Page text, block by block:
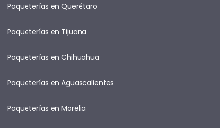
Paqueterías en Querétaro
Paqueterías en Tijuana
Paqueterías en Chihuahua
Paqueterías en Aguascalientes
Paqueterías en Morelia